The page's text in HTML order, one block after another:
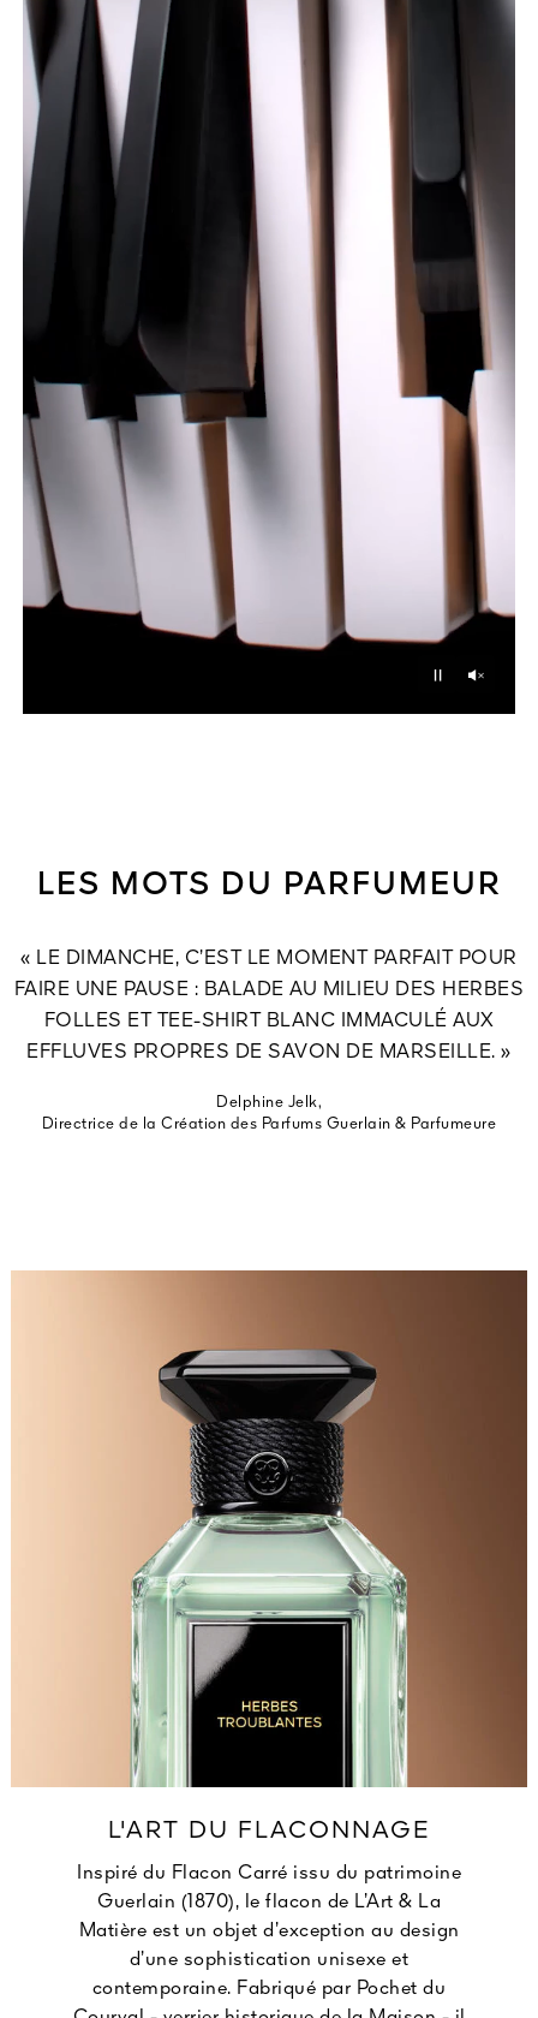
Pause
LES MOTS DU PARFUMEUR
« LE DIMANCHE, C’EST LE MOMENT PARFAIT POUR
FAIRE UNE PAUSE : BALADE AU MILIEU DES HERBES
FOLLES ET TEE-SHIRT BLANC IMMACULÉ AUX
EFFLUVES PROPRES DE SAVON DE MARSEILLE. »
Delphine Jelk,
Directrice de la Création des Parfums Guerlain & Parfumeure
L'ART DU FLACONNAGE
Inspiré du Flacon Carré issu du patrimoine
Guerlain (1870), le flacon de L’Art & La
Matière est un objet d’exception au design
d’une sophistication unisexe et
contemporaine. Fabriqué par Pochet du